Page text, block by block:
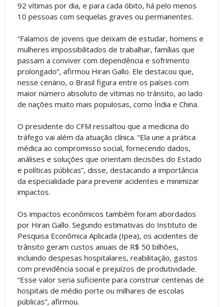
92 vítimas por dia, e para cada óbito, há pelo menos
10 pessoas com sequelas graves ou permanentes.
“Falamos de jovens que deixam de estudar, homens e
mulheres impossibilitados de trabalhar, famílias que
passam a conviver com dependência e sofrimento
prolongado”, afirmou Hiran Gallo. Ele destacou que,
nesse cenário, o Brasil figura entre os países com
maior número absoluto de vítimas no trânsito, ao lado
de nações muito mais populosas, como Índia e China.
O presidente do CFM ressaltou que a medicina do
tráfego vai além da atuação clínica. “Ela une a prática
médica ao compromisso social, fornecendo dados,
análises e soluções que orientam decisões do Estado
e políticas públicas”, disse, destacando a importância
da especialidade para prevenir acidentes e minimizar
impactos.
Os impactos econômicos também foram abordados
por Hiran Gallo. Segundo estimativas do Instituto de
Pesquisa Econômica Aplicada (Ipea), os acidentes de
trânsito geram custos anuais de R$ 50 bilhões,
incluindo despesas hospitalares, reabilitação, gastos
com previdência social e prejuízos de produtividade.
“Esse valor seria suficiente para construir centenas de
hospitais de médio porte ou milhares de escolas
públicas”, afirmou.